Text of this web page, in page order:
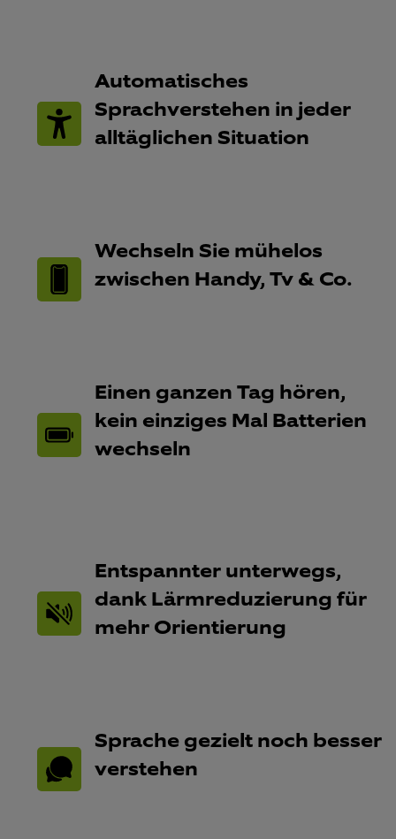
Automatisches
Sprachverstehen in jeder
alltäglichen Situation​
Wechseln Sie mühelos
zwischen Handy, Tv & Co.​
Einen ganzen Tag hören,
kein einziges Mal Batterien
wechseln​
Entspannter unterwegs,
dank Lärmreduzierung für
mehr Orientierung​
Sprache gezielt noch besser
verstehen​